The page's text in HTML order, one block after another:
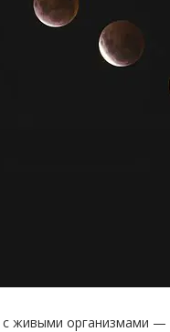
живыми организмами —